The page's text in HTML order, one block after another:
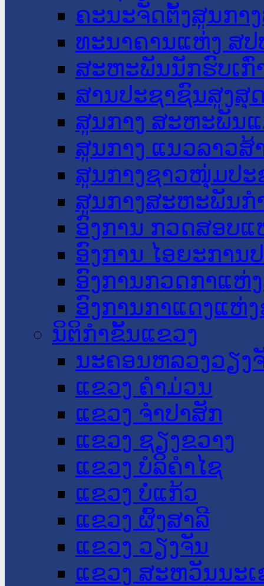
ຄະນະຈັດຕັ້ງສູນກາ
ທະນາຄານແຫ່ງ ສປ
ສະຫະພັນນັກຮົບເກົ່
ສານປະຊາຊົນສູງສຸ
ສູນກາງ ສະຫະພັນ
ສູນກາງ ແນວລາວສ້
ສູນກາງຊາວໜຸ່ມປະ
ສູນກາງສະຫະພັນກ
ອົງການ ກວດສອບແ
ອົງການ ໄອຍະການ
ອົງການກວດກາແຫ່
ອົງການກາແດງແຫ່
ນິຕິກໍາຂັ້ນແຂວງ
ນະ​ຄອນ​ຫລວງວຽງ
ແຂວງ ຄໍາມ່ວນ
ແຂວງ ຈໍາປາສັກ
ແຂວງ ຊຽງຂວາງ
ແຂວງ ບໍລິຄໍາໄຊ
ແຂວງ ບໍ່ແກ້ວ
ແຂວງ ຜົ້ງສາລີ
ແຂວງ ວຽງຈັນ
ແຂວງ ສະຫວັນນະ